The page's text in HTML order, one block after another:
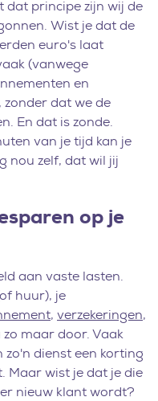
dat principe zijn wij de
Wist je dat de
euro's laat
(vanwege
en
dat we de
En dat is zonde.
van je tijd kan je
nou zelf, dat wil jij
op je
aan vaste lasten.
huur), je
, verzekeringen,
maar door. Vaak
dienst een korting
Maar wist je dat je die
nieuw klant wordt?